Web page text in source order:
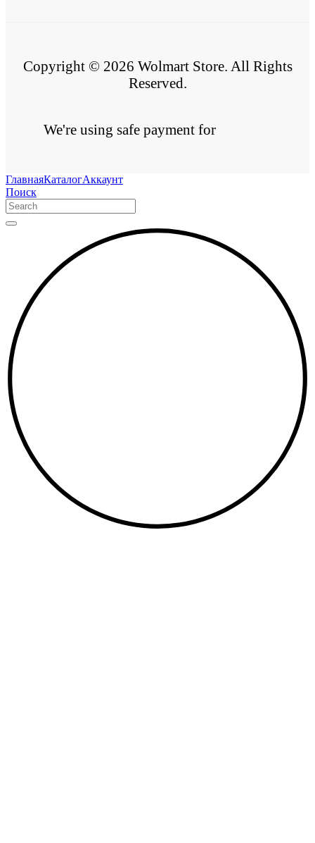
Copyright © 2026 Wolmart Store. All Rights
Reserved.
We're using safe payment for
ГлавнаяКаталогАккаунт
Поиск